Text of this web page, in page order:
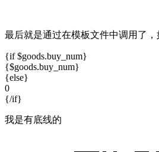
最后就是通过在模板文件中调用了，
{if $goods.buy_num}
{$goods.buy_num}
{else}
0
{/if}
我是有底线的